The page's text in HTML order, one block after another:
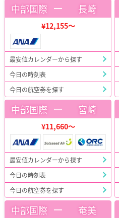
中部国際 ー 長崎
¥12,155～
最安値カレンダーから探す
今日の時刻表
今日の航空券を探す
中部国際 ー 宮崎
¥11,660～
最安値カレンダーから探す
今日の時刻表
今日の航空券を探す
中部国際 ー 奄美